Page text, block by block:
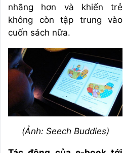
nhãng hơn và khiến trẻ
không còn tập trung vào
cuốn sách nữa.
(Ảnh: Seech Buddies)